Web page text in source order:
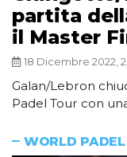
partita
il Master
18 Dicembre 2022,
Galan/Lebron
Padel Tour con
WORLD